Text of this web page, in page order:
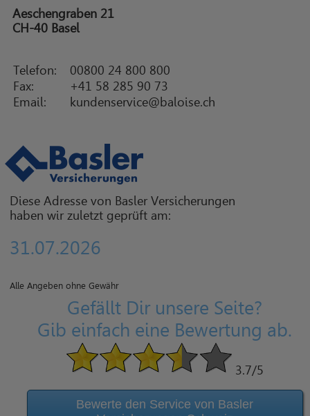
Aeschengraben 21
CH-40 Basel
Telefon:
00800 24 800 800
Fax:
+41 58 285 90 73
Email:
kundenservice@baloise.ch
Diese Adresse von Basler Versicherungen
haben wir zuletzt geprüft am:
31.07.2026
Alle Angeben ohne Gewähr
Gefällt Dir unsere Seite?
Gib einfach eine Bewertung ab.
3.7/5
Bewerte den Service von Basler